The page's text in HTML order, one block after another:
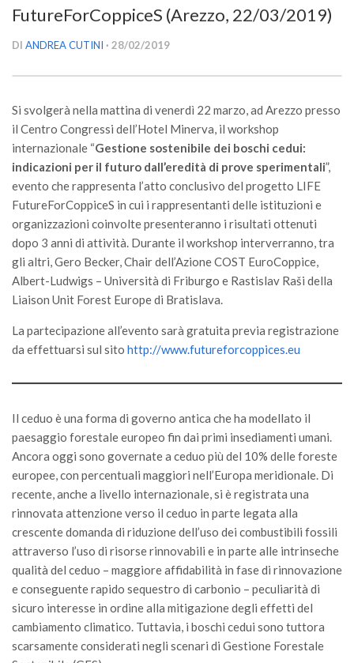
Versamento Quote di Iscrizione
Gruppi di Lavoro
GdL Terpeni in Ecologia
GdL Biodiversità Forestale
GdL Arboricoltura da Legno e Agroselvicoltura
GdL Modellistica Forestale
GdL Selvicoltura
GdL Ecologia del Suolo
GdL Pianificazione Forestale
GdL Geomatica Forestale
GdL Filiera del legno
GdL Gestione Incendi Boschivi
GdL Verde Urbano
GdL Foreste, Mitigazione, Adattamento
GdL Infrastrutture, Risorse, Innovazione
GdL Boschi Vetusti
GdL “TreeTalkers”
GdL Boschi Cedui
News
Post Recenti
Ricevi la SISEF Newsletter
Avvisi
FutureForCoppiceS (Arezzo, 22/03/2019)
DI ANDREA CUTINI · 28/02/2019
Si svolgerà nella mattina di venerdì 22 marzo, ad Arezzo presso
il Centro Congressi dell’Hotel Minerva, il workshop
internazionale “Gestione sostenibile dei boschi cedui:
indicazioni per il futuro dall’eredità di prove sperimentali”,
evento che rappresenta l’atto conclusivo del progetto LIFE
FutureForCoppiceS in cui i rappresentanti delle istituzioni e
organizzazioni coinvolte presenteranno i risultati ottenuti
dopo 3 anni di attività. Durante il workshop interverranno, tra
gli altri, Gero Becker, Chair dell’Azione COST EuroCoppice,
Albert-Ludwigs – Università di Friburgo e Rastislav Raši della
Liaison Unit Forest Europe di Bratislava.
La partecipazione all’evento sarà gratuita previa registrazione
da effettuarsi sul sito http://www.futureforcoppices.eu
Il ceduo è una forma di governo antica che ha modellato il
paesaggio forestale europeo fin dai primi insediamenti umani.
Ancora oggi sono governate a ceduo più del 10% delle foreste
europee, con percentuali maggiori nell’Europa meridionale. Di
recente, anche a livello internazionale, si è registrata una
rinnovata attenzione verso il ceduo in parte legata alla
crescente domanda di riduzione dell’uso dei combustibili fossili
attraverso l’uso di risorse rinnovabili e in parte alle intrinseche
qualità del ceduo – maggiore affidabilità in fase di rinnovazione
e conseguente rapido sequestro di carbonio – peculiarità di
sicuro interesse in ordine alla mitigazione degli effetti del
cambiamento climatico. Tuttavia, i boschi cedui sono tuttora
scarsamente considerati negli scenari di Gestione Forestale